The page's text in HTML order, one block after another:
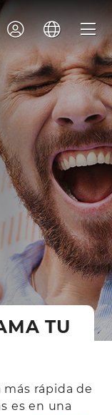
TU
más rápida de
es en una